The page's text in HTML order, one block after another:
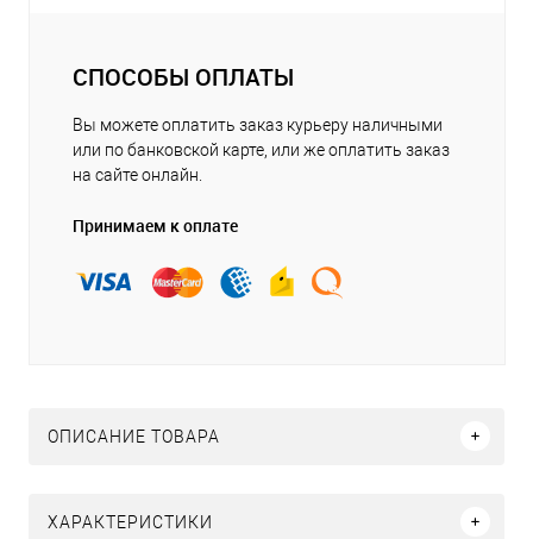
СПОСОБЫ ОПЛАТЫ
Вы можете оплатить заказ курьеру наличными
или по банковской карте, или же оплатить заказ
на сайте онлайн.
Принимаем к оплате
ОПИСАНИЕ ТОВАРА
ХАРАКТЕРИСТИКИ